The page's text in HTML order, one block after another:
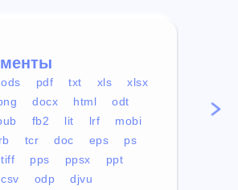
ods pdf txt xls
xlsx
docx html
odt
fb2 lit lrf
mobi
rb tcr doc eps
ps
tiff pps ppsx
ppt
csv odp djvu
mp4